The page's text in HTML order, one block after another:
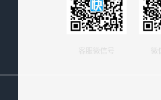
客服微信号